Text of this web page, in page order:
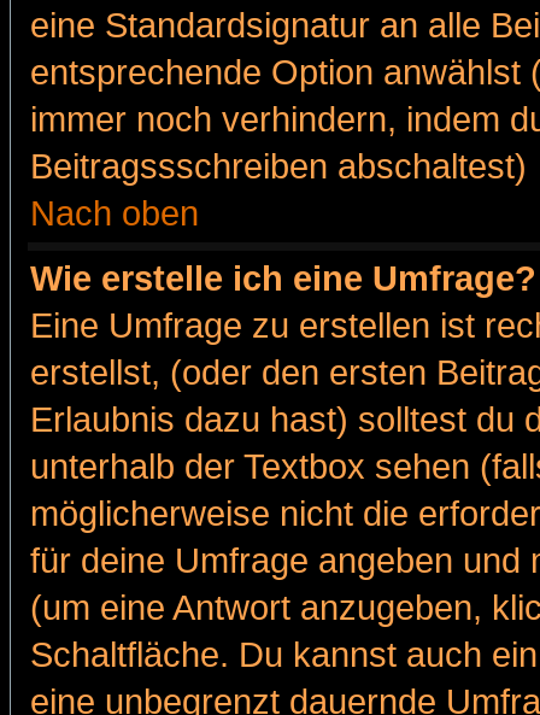
eine Standardsignatur an alle
entsprechende Option anwählst
immer noch verhindern, indem
Beitragssschreiben abschaltest)
Nach oben
Wie erstelle ich eine Umfrage?
Eine Umfrage zu erstellen ist
erstellst, (oder den ersten
Erlaubnis dazu hast) solltest du
unterhalb der Textbox sehen
möglicherweise nicht die
für deine Umfrage angeben und
(um eine Antwort anzugeben,
Schaltfläche. Du kannst auch
eine unbegrenzt dauernde